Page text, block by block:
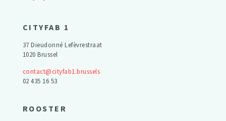
CITYFAB 1
37 Dieudonné Lefèvrestraat
1020 Brussel
contact@cityfab1.brussels
02 435 16 53
ROOSTER